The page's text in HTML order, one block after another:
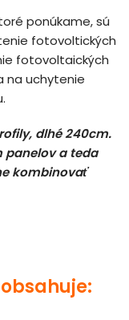
ponúkame, sú
fotovoltických
fotovoltaických
na uchytenie
dlhé 240cm.
panelov a teda
kombinovať